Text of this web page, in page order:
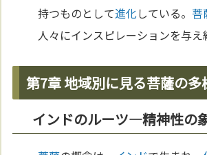
持つものとして進化している。菩
人々にインスピレーションを与え
第7章 地域別に見る菩薩の多
インドのルーツ—精神性の